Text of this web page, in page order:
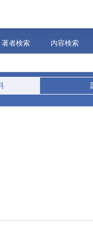
著者検索 内容検索